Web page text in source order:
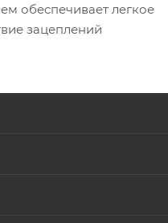
обеспечивает легкое
зацеплений